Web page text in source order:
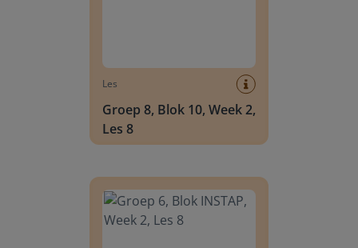
Les
Groep 8, Blok 10, Week 2,
Les 8